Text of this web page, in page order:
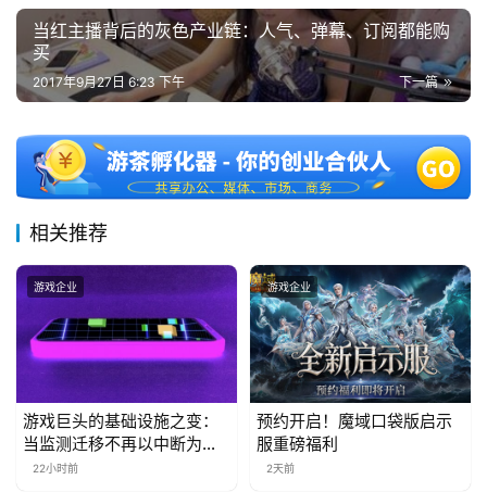
2
第
十
届
金
茶
奖
7
月
3
0
日
当红主播背后的灰色产业链：人气、弹幕、订阅都能购
买
下一篇
2017年9月27日 6:23 下午
相关推荐
游戏企业
游戏巨头的基础设施之变：
当监测迁移不再以中断为代
价22小时前
游戏企业
预约开启！魔域口袋版启示
服重磅福利
2天前